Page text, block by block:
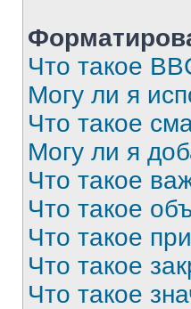
Что такое
Могу ли я
Что такое
Могу ли я
Что такое
Что такое
Что такое
Что такое
Что такое